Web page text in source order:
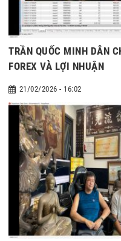
TRẦN QUỐC MINH DẪN
FOREX VÀ LỢI NHUẬN
21/02/2026 - 16:02